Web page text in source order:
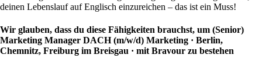
deinen Lebenslauf auf Englisch einzureichen – das ist ein Muss!
Wir glauben, dass du diese Fähigkeiten brauchst, um (Senior)
Marketing Manager DACH (m/w/d) Marketing · Berlin,
Chemnitz, Freiburg im Breisgau · mit Bravour zu bestehen